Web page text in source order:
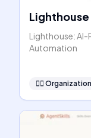
Lighthouse
Lighthouse: AI-
Automation
🧞‍♂️